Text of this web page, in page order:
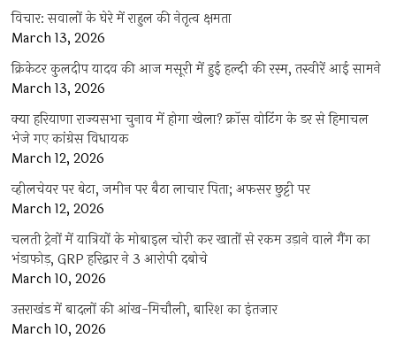
विचार: सवालों के घेरे में राहुल की नेतृत्व क्षमता
March 13, 2026
क्रिकेटर कुलदीप यादव की आज मसूरी में हुई हल्दी की रस्म, तस्वीरें आई सामने
March 13, 2026
क्या हरियाणा राज्यसभा चुनाव में होगा खेला? क्रॉस वोटिंग के डर से हिमाचल
भेजे गए कांग्रेस विधायक
March 12, 2026
व्हीलचेयर पर बेटा, जमीन पर बैठा लाचार पिता; अफसर छुट्टी पर
March 12, 2026
चलती ट्रेनों में यात्रियों के मोबाइल चोरी कर खातों से रकम उड़ाने वाले गैंग का
भंडाफोड़, GRP हरिद्वार ने 3 आरोपी दबोचे
March 10, 2026
उत्तराखंड में बादलों की आंख-मिचौली, बारिश का इंतजार
March 10, 2026